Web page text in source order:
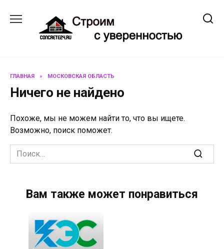
содержанию
ГЛАВНАЯ » МОСКОВСКАЯ ОБЛАСТЬ
Ничего не найдено
Похоже, мы не можем найти то, что вы ищете.
Возможно, поиск поможет.
Search
for:
Вам также может понравиться